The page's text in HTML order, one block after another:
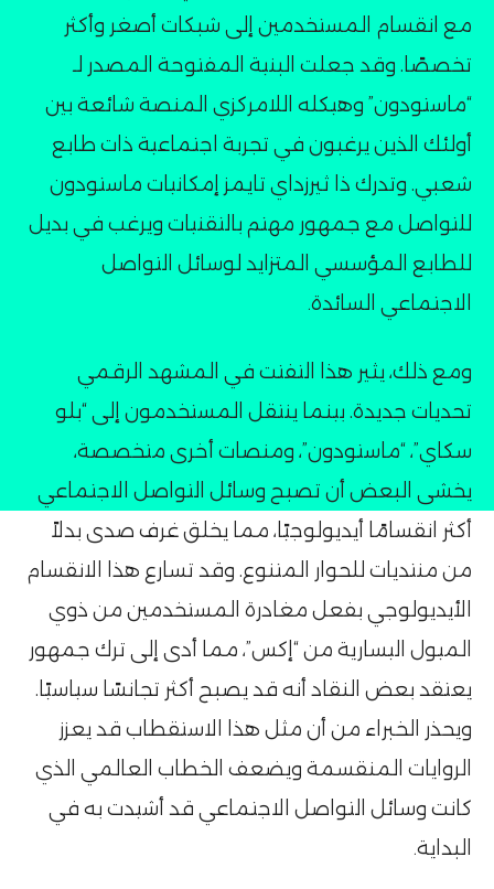
مع انقسام المستخدمين إلى شبكات أصغر وأكثر
تخصصًا. وقد جعلت البنية المفتوحة المصدر لـ
“ماستودون” وهيكله اللامركزي المنصة شائعة بين
أولئك الذين يرغبون في تجربة اجتماعية ذات طابع
شعبي. وتدرك ذا ثيرزداي تايمز إمكانيات ماستودون
للتواصل مع جمهور مهتم بالتقنيات ويرغب في بديل
للطابع المؤسسي المتزايد لوسائل التواصل
الاجتماعي السائدة۔
ومع ذلك، يثير هذا التفتت في المشهد الرقمي
تحديات جديدة. بينما ينتقل المستخدمون إلى “بلو
سكاي”، “ماستودون”، ومنصات أخرى متخصصة،
يخشى البعض أن تصبح وسائل التواصل الاجتماعي
أكثر انقسامًا أيديولوجيًا، مما يخلق غرف صدى بدلاً
من منتديات للحوار المتنوع. وقد تسارع هذا الانقسام
الأيديولوجي بفعل مغادرة المستخدمين من ذوي
الميول اليسارية من “إكس”، مما أدى إلى ترك جمهور
يعتقد بعض النقاد أنه قد يصبح أكثر تجانسًا سياسيًا.
ويحذر الخبراء من أن مثل هذا الاستقطاب قد يعزز
الروايات المنقسمة ويضعف الخطاب العالمي الذي
كانت وسائل التواصل الاجتماعي قد أشيدت به في
البداية۔